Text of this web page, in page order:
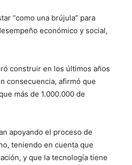
“como una brújula” para
económico y social,
construir en los últimos años
consecuencia, afirmó que
más de 1.000.000 de
apoyando el proceso de
teniendo en cuenta que
y que la tecnología tiene